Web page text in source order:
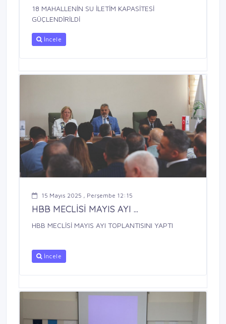
18 MAHALLENİN SU İLETİM KAPASİTESİ
GÜÇLENDİRİLDİ
İncele
15 Mayıs 2025 , Perşembe 12:15
HBB MECLİSİ MAYIS AYI ...
HBB MECLİSİ MAYIS AYI TOPLANTISINI YAPTI
İncele